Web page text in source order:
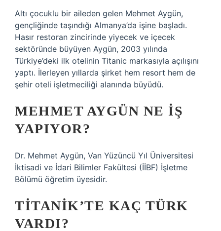
Altı çocuklu bir aileden gelen Mehmet Aygün,
gençliğinde taşındığı Almanya’da işine başladı.
Hasır restoran zincirinde yiyecek ve içecek
sektöründe büyüyen Aygün, 2003 yılında
Türkiye’deki ilk otelinin Titanic markasıyla açılışını
yaptı. İlerleyen yıllarda şirket hem resort hem de
şehir oteli işletmeciliği alanında büyüdü.
MEHMET AYGÜN NE IŞ
YAPIYOR?
Dr. Mehmet Aygün, Van Yüzüncü Yıl Üniversitesi
İktisadi ve İdari Bilimler Fakültesi (İİBF) İşletme
Bölümü öğretim üyesidir.
TITANIK’TE KAÇ TÜRK
VARDI?